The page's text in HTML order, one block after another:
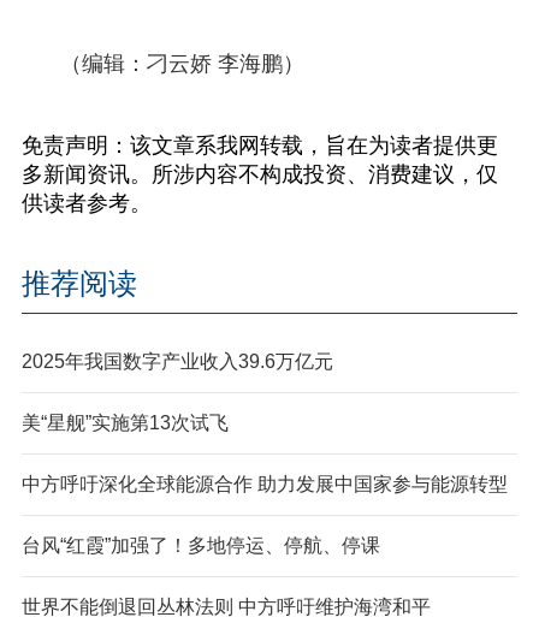
（编辑：刁云娇 李海鹏）
免责声明：该文章系我网转载，旨在为读者提供更
多新闻资讯。所涉内容不构成投资、消费建议，仅
供读者参考。
推荐阅读
2025年我国数字产业收入39.6万亿元
美“星舰”实施第13次试飞
中方呼吁深化全球能源合作 助力发展中国家参与能源转型
台风“红霞”加强了！多地停运、停航、停课
世界不能倒退回丛林法则 中方呼吁维护海湾和平